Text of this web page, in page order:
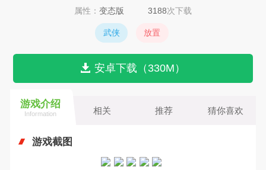
属性： 变态版 3188次下载
武侠 放置
安卓下载（330M）
游戏介绍
Information 相关 推荐 猜你喜欢
游戏截图